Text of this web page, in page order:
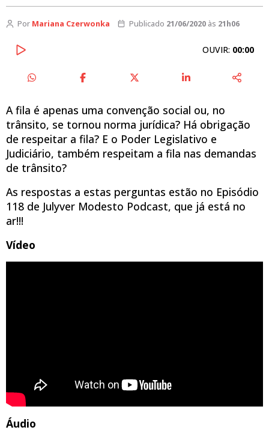
Por Mariana Czerwonka Publicado 21/06/2020às 21h06
OUVIR: 00:00
A fila é apenas uma convenção social ou, no
trânsito, se tornou norma jurídica? Há obrigação
de respeitar a fila? E o Poder Legislativo e
Judiciário, também respeitam a fila nas demandas
de trânsito?
As respostas a estas perguntas estão no Episódio
118 de Julyver Modesto Podcast, que já está no
ar!!!
Vídeo
Áudio